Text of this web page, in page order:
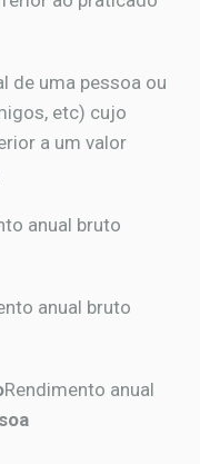
de uma pessoa ou
etc) cujo
a um valor
anual bruto
anual bruto
Rendimento anual